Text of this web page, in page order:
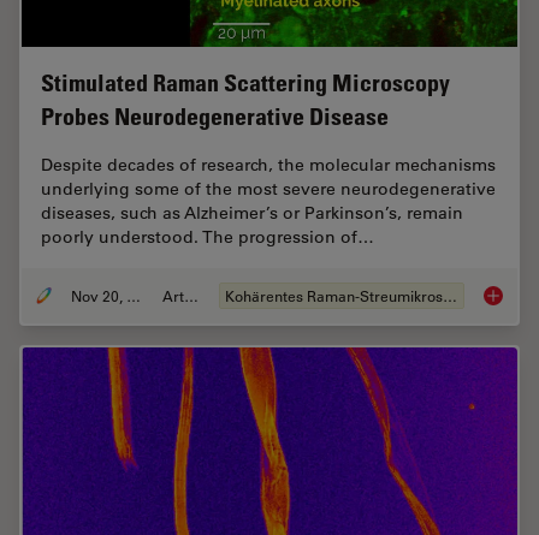
Stimulated Raman Scattering Microscopy
Probes Neurodegenerative Disease
Despite decades of research, the molecular mechanisms
underlying some of the most severe neurodegenerative
diseases, such as Alzheimer’s or Parkinson’s, remain
poorly understood. The progression of…
Nov 20, 2019 Artikel Kohärentes Raman-Streumikroskop (CRS)